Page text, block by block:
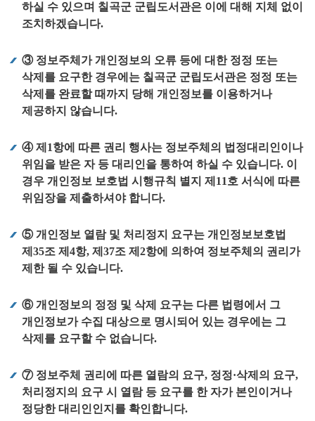
하실 수 있으며 칠곡군 군립도서관은 이에 대해 지체 없이
조치하겠습니다.
③ 정보주체가 개인정보의 오류 등에 대한 정정 또는
삭제를 요구한 경우에는 칠곡군 군립도서관은 정정 또는
삭제를 완료할 때까지 당해 개인정보를 이용하거나
제공하지 않습니다.
④ 제1항에 따른 권리 행사는 정보주체의 법정대리인이나
위임을 받은 자 등 대리인을 통하여 하실 수 있습니다. 이
경우 개인정보 보호법 시행규칙 별지 제11호 서식에 따른
위임장을 제출하셔야 합니다.
⑤ 개인정보 열람 및 처리정지 요구는 개인정보보호법
제35조 제4항, 제37조 제2항에 의하여 정보주체의 권리가
제한 될 수 있습니다.
⑥ 개인정보의 정정 및 삭제 요구는 다른 법령에서 그
개인정보가 수집 대상으로 명시되어 있는 경우에는 그
삭제를 요구할 수 없습니다.
⑦ 정보주체 권리에 따른 열람의 요구, 정정·삭제의 요구,
처리정지의 요구 시 열람 등 요구를 한 자가 본인이거나
정당한 대리인인지를 확인합니다.